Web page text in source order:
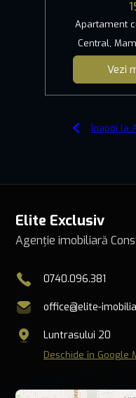
Apartament
Central,
Vezi
Înapoi la
Elite Exclusiv
Agenție imobiliară
0740.096.381
office@elite-
Luntrasului 20
Deschide în Google